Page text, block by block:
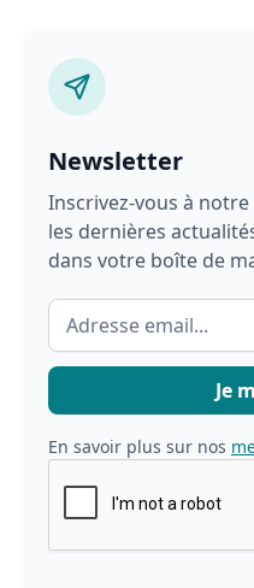
Newsletter
Inscrivez-vous à
les dernières
dans votre boîte de
En savoir plus sur nos